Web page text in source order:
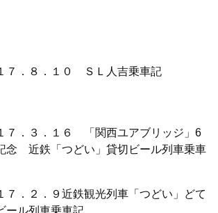
７．８．１０ ＳＬ人吉乗車記
７．３．１６ 「関西ユアブリッジ」6
念 近鉄「つどい」貸切ビール列車乗車
７．２．９近鉄観光列車「つどい」どて
ール列車乗車記